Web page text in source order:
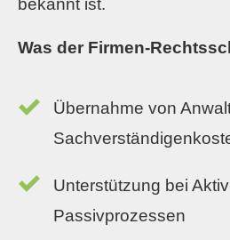
bekannt ist.
Was der Firmen-
Übernahme von
Unterstützung bei
Passivprozessen